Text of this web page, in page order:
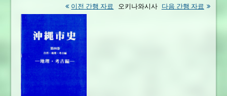
이전 간행 자료 오키나와시사 다음 간행 자료